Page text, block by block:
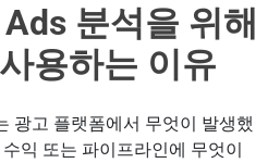
분석을 위해
용하는 이유
광고 플랫폼에서 무엇이 발생했
익 또는 파이프라인에 무엇이